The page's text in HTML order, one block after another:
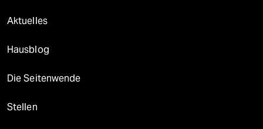
Aktuelles
Hausblog
Die Seitenwende
Stellen